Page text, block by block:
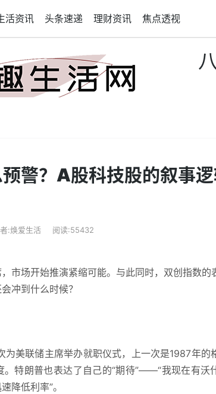
活资讯 头条速递 理财资讯 焦点透视
警？A股科技股的叙事
:焕爱生活 阅读:55432
场开始推演紧缩可能。与此同时，双创指数的
冲到什么时候？
联储主席举办就职仪式，上一次是1987年的
。特朗普也表达了自己的“期待”——“我现在有沃
降低利率”。